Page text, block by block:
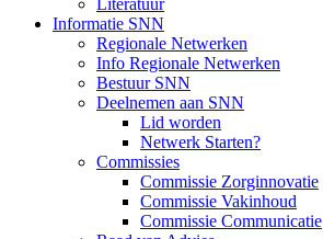
Literatuur
Informatie SNN
Regionale Netwerken
Info Regionale Netwerken
Bestuur SNN
Deelnemen aan SNN
Lid worden
Netwerk Starten?
Commissies
Commissie Zorginnovatie
Commissie Vakinhoud
Commissie Communicatie